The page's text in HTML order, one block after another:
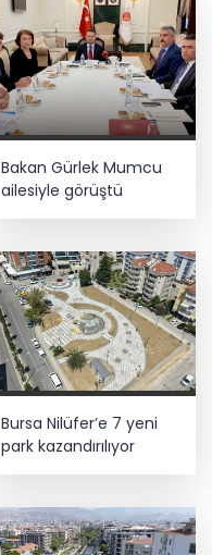
Bakan Gürlek Mumcu
ailesiyle görüştü
Bursa Nilüfer’e 7 yeni
park kazandırılıyor